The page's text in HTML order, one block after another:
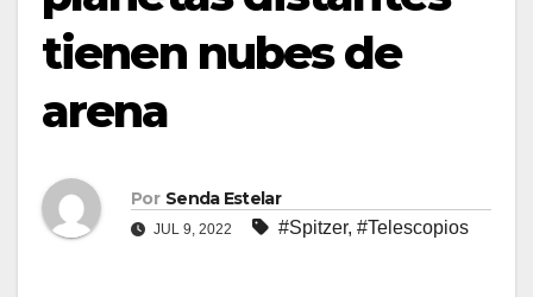
tienen nubes de
arena
Por Senda Estelar
JUL 9, 2022 #Spitzer, #Telescopios